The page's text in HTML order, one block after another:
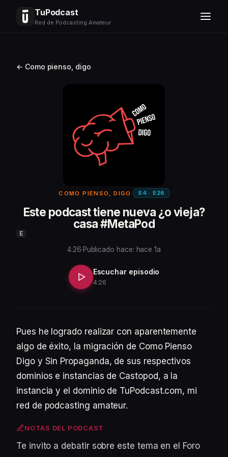
TuPodcast
Red de Podcasting Amateur
← Como pienso, digo
COMO PIENSO, DIGO · S4 · E26
Este podcast tiene nueva ¿o vieja?
casa #MetaPod
E
4:26·Publicado hace: hace 1a
Escuchar episodio
4:26
Pues he logrado realizar con aparentemente
algo de éxito, la migración de Como Pienso
Digo y Sin Propaganda, de sus respectivos
dominios e instancias de Castopod, a la
instancia y el dominio de TuPodcast.com, mi
red de podcasting amateur.
NOTAS DEL PODCAST
Te invito a debatir sobre este tema en el Foro